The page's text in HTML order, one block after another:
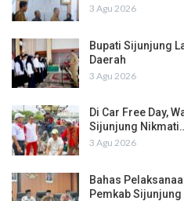
3 Agu 2026
Bupati Sijunjung
Daerah
3 Agu 2026
Di Car Free Day,
Sijunjung
3 Agu 2026
Bahas
Pemkab